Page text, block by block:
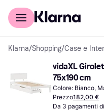
Per il tuo shopping
Klarna/Shopping/Case e
vidaXL
75x190 cm
Colore: Bianco,
Prezzo182,00 €
Da 3 pagamenti